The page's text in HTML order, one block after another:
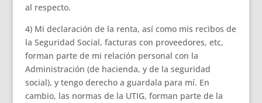
al respecto.
4) Mi declaración de la renta, así como mis recibos de
la Seguridad Social, facturas con proveedores, etc,
forman parte de mi relación personal con la
Administración (de hacienda, y de la seguridad
social), y tengo derecho a guardala para mí. En
cambio, las normas de la UTIG, forman parte de la